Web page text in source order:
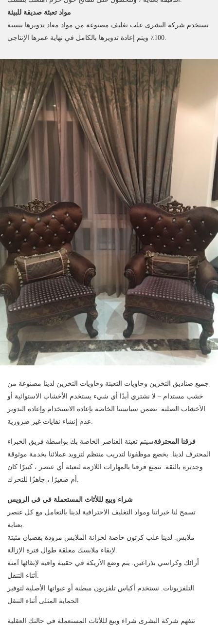
مواد تعبئة صديقة للبيئة
تستخدم شركة البشرى علب تغليف مصنوعة من مواد معاد تدويرها بنسبة
جميع صناديق التخزين وحاويات التعبئة وحاويات التخزين لدينا مصنوعة من
خشب مستدام – لا نشتري أبدًا أي شيء يستخدم الأخشاب الاستوائية أو
الأخشاب الصلبة. تضمن سياستنا الخاصة بإعادة الاستخدام وإعادة التدوير
فرقنا المحترفةسيتم تعبئة العناصر الخاصة بك بواسطة فريق الخبراء
المحترف لدينا. يخضع موظفونا لتدريب منتظم لتزويد عملائنا بخدمة موثوقة
وجديرة بالثقة. تتمتع فرقنا بالمهارات اللازمة لتعبئة أي عنصر ، كبيرًا كان
شراء وبيع لللأثاث المستعملة في في الرويس
تسمح لنا خبراتنا ومواد التغليف الاحترافية لدينا بالتعامل مع كل عنصر
ملابس. لدينا علب كرتون خاصة لخزانة الملابس مزودة بقضبان مثبتة
أرائك وكراسي بذراعين. يتم وضع الأريكة في حقيبة واقية لإبقائها آمنة
التلفزيونات. نستخدم أكياس تلفزيون مبطنة أو عبواتها الأصلية لتوفير
الحماية المثلى أثناء التنقل
تتفهم شركة البشرى شراء وبيع لللأثاث المستعملة في حالتك العقلية